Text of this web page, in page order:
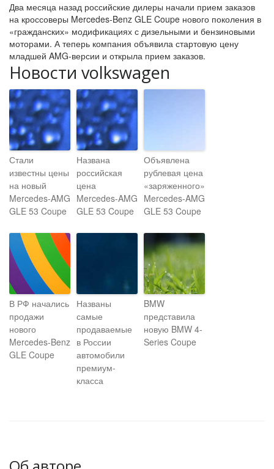
Два месяца назад российские дилеры начали прием заказов
на кроссоверы Mercedes-Benz GLE Coupe нового поколения в
«гражданских» модификациях с дизельными и бензиновыми
моторами. А теперь компания объявила стартовую цену
младшей AMG-версии и открыла прием заказов.
Новости volkswagen
Стали
известны цены
на новый
Mercedes-AMG
GLE 53 Coupe
Названа
российская
цена
Mercedes-AMG
GLE 53 Coupe
Объявлена
рублевая цена
«заряженного»
Mercedes-AMG
GLE 53 Coupe
В РФ начались
продажи
нового
Mercedes-Benz
GLE Coupe
Названы
самые
продаваемые
в России
автомобили
премиум-
класса
BMW
представила
новую BMW 4-
Series Coupe